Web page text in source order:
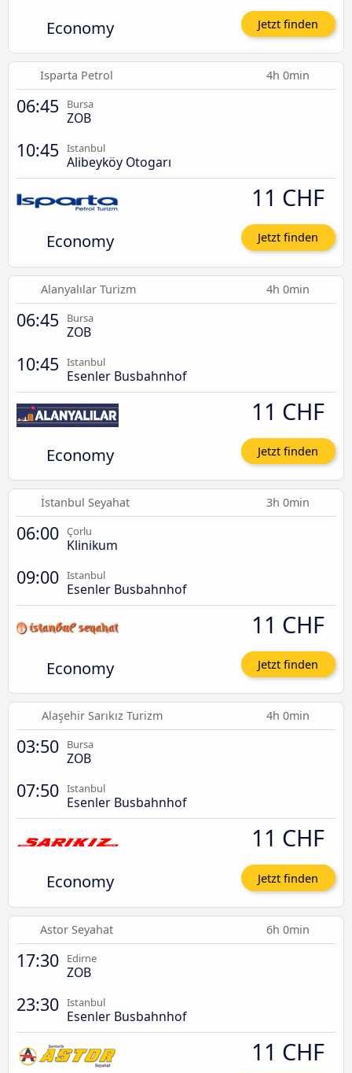
Economy Jetzt finden
Isparta Petrol 4h 0min
06:45 Bursa
ZOB
10:45 Istanbul
Alibeyköy Otogarı
Economy
11 CHF
Jetzt finden
Alanyalılar Turizm 4h 0min
06:45 Bursa
ZOB
10:45 Istanbul
Esenler Busbahnhof
Economy
11 CHF
Jetzt finden
İstanbul Seyahat 3h 0min
06:00 Çorlu
Klinikum
09:00 Istanbul
Esenler Busbahnhof
Economy
11 CHF
Jetzt finden
Alaşehir Sarıkız Turizm 4h 0min
03:50 Bursa
ZOB
07:50 Istanbul
Esenler Busbahnhof
Economy
11 CHF
Jetzt finden
Astor Seyahat 6h 0min
17:30 Edirne
ZOB
23:30 Istanbul
Esenler Busbahnhof
11 CHF